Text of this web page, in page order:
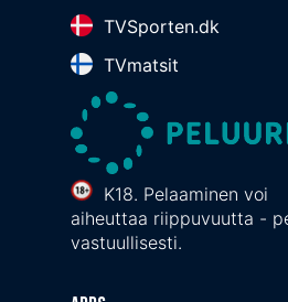
TVSporten.dk
TVmatsit
K18. Pelaaminen voi
aiheuttaa riippuvuutta -
vastuullisesti.